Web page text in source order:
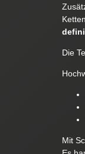
Die
Mit